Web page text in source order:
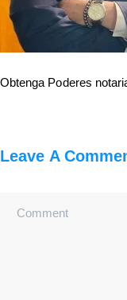
Obtenga Poderes
Leave A